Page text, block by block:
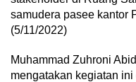
samudera pasee kantor
(5/11/2022)
Muhammad Zuhroni
mengatakan kegiatan